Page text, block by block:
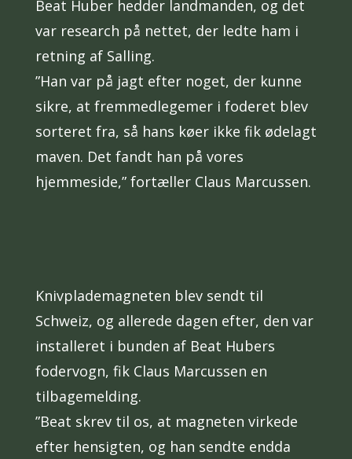
Beat Huber hedder landmanden, og det
var research på nettet, der ledte ham i
retning af Salling.
”Han var på jagt efter noget, der kunne
sikre, at fremmedlegemer i foderet blev
sorteret fra, så hans køer ikke fik ødelagt
maven. Det fandt han på vores
hjemmeside,” fortæller Claus Marcussen.
Knivplademagneten blev sendt til
Schweiz, og allerede dagen efter, den var
installeret i bunden af Beat Hubers
fodervogn, fik Claus Marcussen en
tilbagemelding.
”Beat skrev til os, at magneten virkede
efter hensigten, og han sendte endda